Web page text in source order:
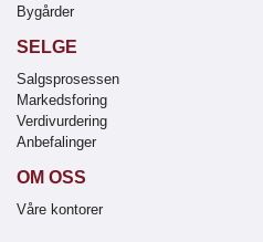
Bygårder
SELGE
Salgsprosessen
Markedsforing
Verdivurdering
Anbefalinger
OM OSS
Våre kontorer